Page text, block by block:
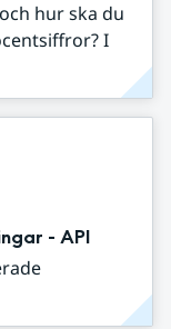
hur ska du
I
- API